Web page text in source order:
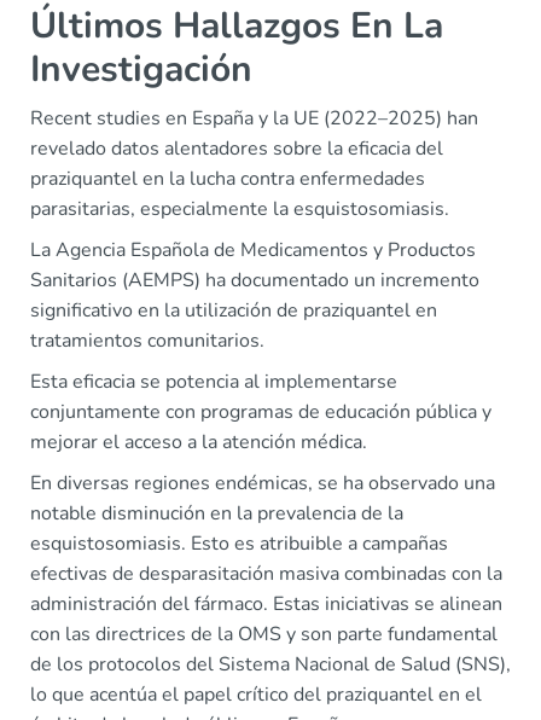
Últimos Hallazgos En La
Investigación
Recent studies en España y la UE (2022–2025) han
revelado datos alentadores sobre la eficacia del
praziquantel en la lucha contra enfermedades
parasitarias, especialmente la esquistosomiasis.
La Agencia Española de Medicamentos y Productos
Sanitarios (AEMPS) ha documentado un incremento
significativo en la utilización de praziquantel en
tratamientos comunitarios.
Esta eficacia se potencia al implementarse
conjuntamente con programas de educación pública y
mejorar el acceso a la atención médica.
En diversas regiones endémicas, se ha observado una
notable disminución en la prevalencia de la
esquistosomiasis. Esto es atribuible a campañas
efectivas de desparasitación masiva combinadas con la
administración del fármaco. Estas iniciativas se alinean
con las directrices de la OMS y son parte fundamental
de los protocolos del Sistema Nacional de Salud (SNS),
lo que acentúa el papel crítico del praziquantel en el